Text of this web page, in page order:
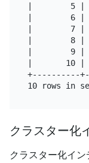
|        5 |
|        6 |
|        7 |
|        8 |
|        9 |
|       10 |
+----------
クラスター化
クラスター化イ